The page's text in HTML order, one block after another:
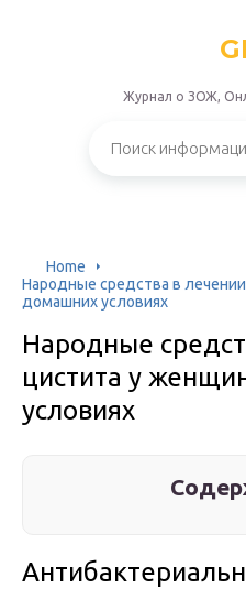
Журнал о ЗОЖ,
Home
Народные средства в
домашних условиях
Народные
цистита у
условиях